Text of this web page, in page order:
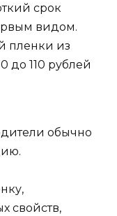
срок
видом.
пленки из
до 110 рублей
обычно
свойств,